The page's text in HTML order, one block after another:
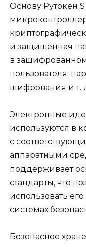
Основу Рутокен
и защищенная
в
пользователя:
шифрования и т.
Электронные
используются в
с
аппаратными
поддерживает
стандарты, что
использовать
системах
Безопасное